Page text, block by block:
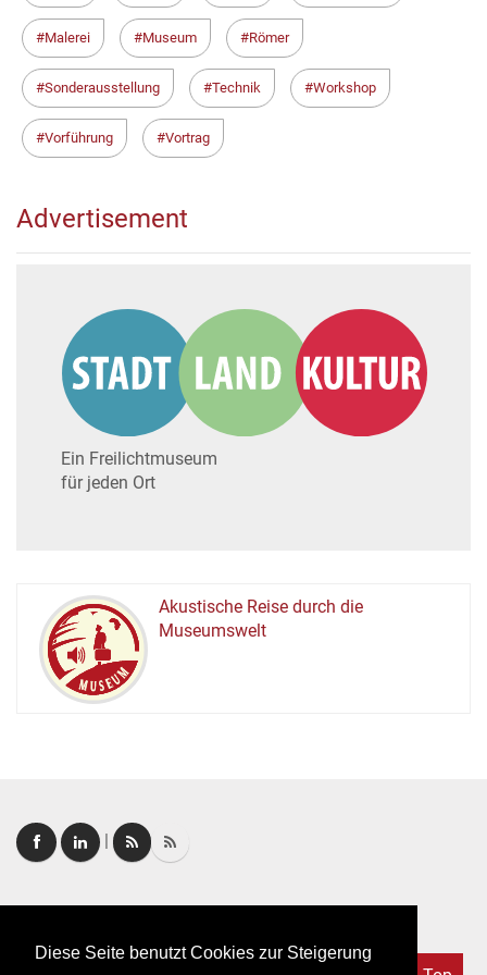
Diese Seite benutzt Cookies zur Steigerung
Malerei Museum Römer
Sonderausstellung Technik Workshop
Vorführung Vortrag
Advertisement
Ein Freilichtmuseum
für jeden Ort
MUSEUM
Akustische Reise durch die
Museumswelt